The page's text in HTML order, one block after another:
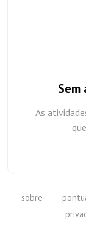
As
sobre